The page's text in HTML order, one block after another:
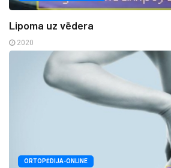
Lipoma uz vēdera
2020
ORTOPĒDIJA-ONLINE